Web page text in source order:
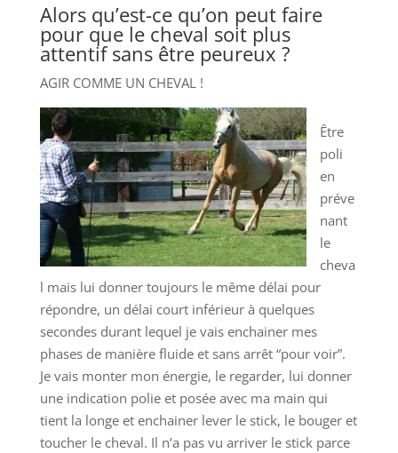
Alors qu’est-ce qu’on peut faire
pour que le cheval soit plus
attentif sans être peureux ?
AGIR COMME UN CHEVAL !
Être
poli
en
préve
nant
le
cheva
l mais lui donner toujours le même délai pour
répondre, un délai court inférieur à quelques
secondes durant lequel je vais enchainer mes
phases de manière fluide et sans arrêt “pour voir”.
Je vais monter mon énergie, le regarder, lui donner
une indication polie et posée avec ma main qui
tient la longe et enchainer lever le stick, le bouger et
toucher le cheval. Il n’a pas vu arriver le stick parce